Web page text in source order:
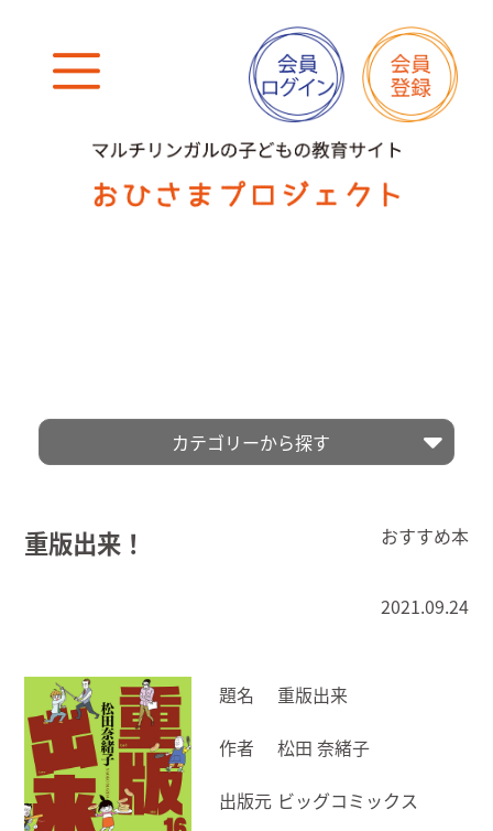
重版出来！ おすすめ本
2021.09.24
題名
重版出来
作者
松田 奈緒子
出版元 ビッグコミックス